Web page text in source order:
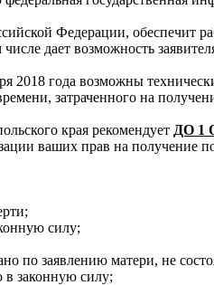
Федерации,
дает возможность
года возможны
затраченного на
края рекомендует ДО 1
ваших прав на получение
силу;
по заявлению матери, не
в законную силу;